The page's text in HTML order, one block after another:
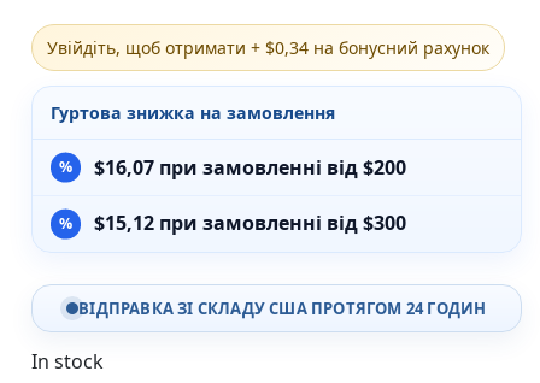
Різдвяно-зимові
На День Валентина
Книги для дорослих
Українська класика
Світова класика
Проза
Поезія та драматургія
Романи
Фантастика та фентезі
Жахи та трилери
Увійдіть, щоб отримати + $0,34 на бонусний рахунок
Гуртова знижка на замовлення
$16,07при замовленні від $200
$15,12при замовленні від $300
ВІДПРАВКА ЗІ СКЛАДУ США ПРОТЯГОМ 24 ГОДИН
In stock